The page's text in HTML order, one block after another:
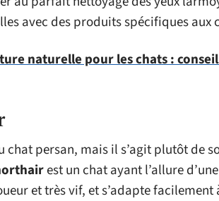
avec des produits spécifiques aux
naturelle pour les chats :
chat persan, mais il s’agit plutôt de
est un chat ayant l’allure
et très vif, et s’adapte facilement